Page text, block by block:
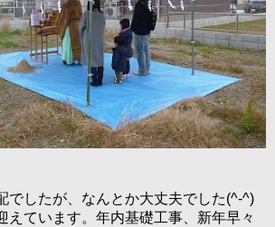
でしたが、なんとか大丈夫でした(^-^)
えています。年内基礎工事、新年早々